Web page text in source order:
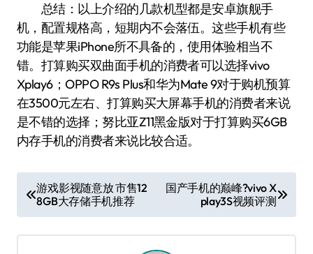
总结：以上介绍的几款机型都是安卓旗舰手
机，配置规格高，短期内不会落伍。这些手机有些
功能是苹果iPhone所不具备的，使用体验相当不
错。打算购买双曲面手机的消费者可以选择vivo
Xplay6；OPPO R9s Plus和华为Mate 9对于购机预算
在3500元左右、打算购买大屏幕手机的消费者来说
是不错的选择；努比亚Z11黑金版对于打算购买6GB
内存手机的消费者来说比较合适。
章
导
游戏影视随意放 市售12
8GB大存储手机推荐
国产手机的巅峰?vivo X
play3S视频评测